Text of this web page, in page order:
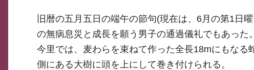
旧暦の五月五日の端午の節句(現在は、6月の第1日
の無病息災と成長を願う男子の通過儀礼でもあった。
今里では、麦わらを束ねて作った全長18mにもな
側にある大樹に頭を上にして巻き付けられる。